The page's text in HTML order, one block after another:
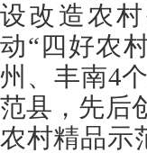
设改造农
动“四好农
州、丰南4
范县，先后
农村精品示